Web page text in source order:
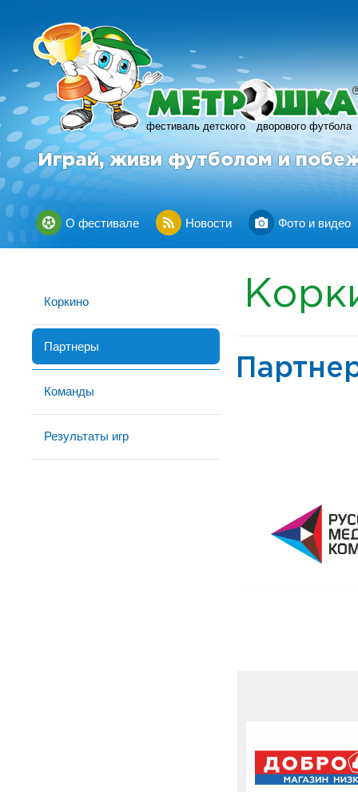
фестиваль детского дворового футбола
R
Играй, живи футболом и
О фестивале Новости Фото и видео
Коркино
Партнеры
Команды
Результаты игр